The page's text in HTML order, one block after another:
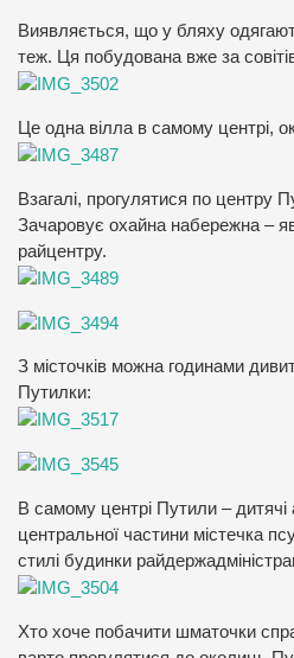
Виявляється, що у бляху
теж. Ця побудована вже за
Це одна вілла в самому центрі,
Взагалі, прогулятися по центру
Зачаровує охайна набережна –
райцентру.
З місточків можна годинами
Путилки:
В самому центрі Путили – дитячі
центральної частини містечка
стилі будинки
Хто хоче побачити шматочки